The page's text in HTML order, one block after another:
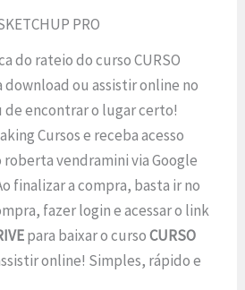
PRO
do rateio do curso CURSO
download ou assistir online no
encontrar o lugar certo!
Cursos e receba acesso
vendramini via Google
finalizar a compra, basta ir no
fazer login e acessar o link
para baixar o cursoCURSO
online! Simples, rápido e